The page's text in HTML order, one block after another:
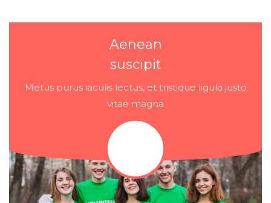
Aenean
suscipit
Metus purus iaculis lectus, et tristique ligula justo
vitae magna